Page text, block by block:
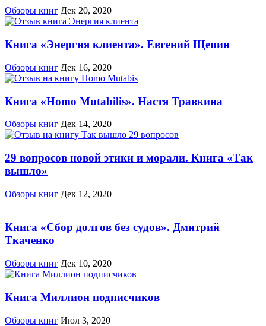
Обзоры книг Дек 20, 2020
Книга «Энергия клиента». Евгений Щепин
Обзоры книг Дек 16, 2020
Книга «Homo Mutabilis». Настя Травкина
Обзоры книг Дек 14, 2020
29 вопросов новой этики и морали. Книга «Так
вышло»
Обзоры книг Дек 12, 2020
Книга «Сбор долгов без судов». Дмитрий
Ткаченко
Обзоры книг Дек 10, 2020
Книга Миллион подписчиков
Обзоры книг Июл 3, 2020